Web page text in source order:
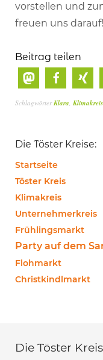
vorstellen und
freuen uns darauf!
Beitrag teilen
SchlagwörterKlara, Klimakreis
Die Töster Kreise:
Startseite
Töster Kreis
Klimakreis
Unternehmerkreis
Frühlingsmarkt
Party auf dem
Flohmarkt
Christkindlmarkt
Die Töster